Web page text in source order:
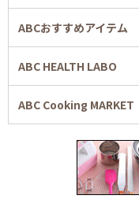
ABCおすすめアイテム
ABC HEALTH LABO
ABC Cooking MARKET